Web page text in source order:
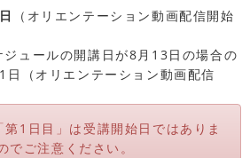
（オリエンテーション動画配信開始
ジュールの開講日が8月13日の場合の
日（オリエンテーション動画配信
1日目」は受講開始日ではありま
でご注意ください。